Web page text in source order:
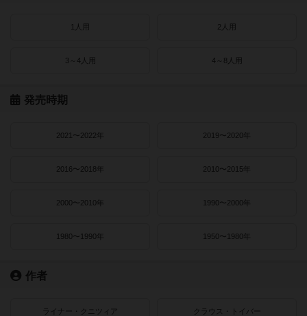
1人用 2人用
3～4人用 4～8人用
発売時期
2021〜2022年 2019〜2020年
2016〜2018年 2010〜2015年
2000〜2010年 1990〜2000年
1980〜1990年 1950〜1980年
作者
ライナー・クニツィア クラウス・トイバー